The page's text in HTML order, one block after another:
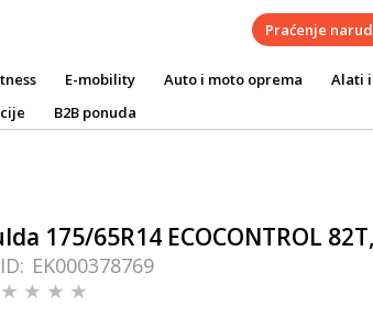
Praćenje
E-mobility Auto i moto oprema Alati
B2B ponuda
175/65R14 ECOCONTROL
ID: EK000378769